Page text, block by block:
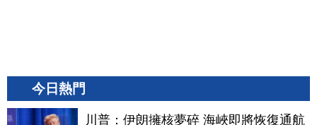
今日熱門
川普：伊朗擁核夢碎 海峽即將恢復通航